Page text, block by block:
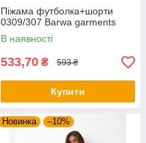
Піжама футболка+шорти
0309/307 Barwa garments
В наявності
533,70 ₴ 593 ₴
Купити
Новинка –10%